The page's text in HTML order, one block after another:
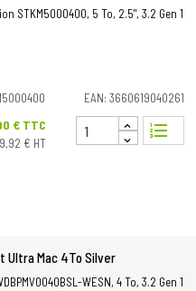
STKM5000400, 5 To, 2.5", 3.2 Gen 1
EAN: 3660619040261
€ TTC
€ HT
format_list_numbered
Ultra Mac 4To Silver
WESN, 4 To, 3.2 Gen 1